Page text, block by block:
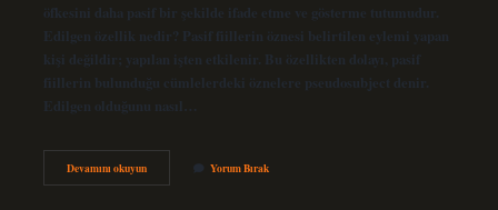
öfkesini daha pasif bir şekilde ifade etme ve gösterme tutumudur.
Edilgen özellik nedir? Pasif fiillerin öznesi belirtilen eylemi yapan
kişi değildir; yapılan işten etkilenir. Bu özellikten dolayı, pasif
fiillerin bulunduğu cümlelerdeki öznelere pseudosubject denir.
Edilgen olduğunu nasıl…
Devamını okuyunEdilgen
Bir
Yorum Bırak